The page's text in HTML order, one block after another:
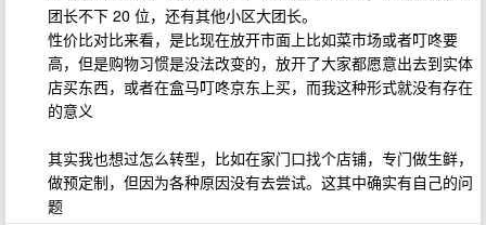
团长不下 20 位，还有其他小区大团长。
性价比对比来看，是比现在放开市面上比如菜市场或者叮咚要
高，但是购物习惯是没法改变的，放开了大家都愿意出去到实体
店买东西，或者在盒马叮咚京东上买，而我这种形式就没有存在
的意义
其实我也想过怎么转型，比如在家门口找个店铺，专门做生鲜，
做预定制，但因为各种原因没有去尝试。这其中确实有自己的问
题